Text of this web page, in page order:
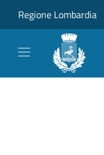
Regione Lombardia